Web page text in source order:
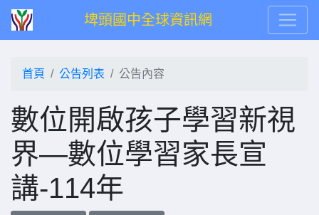
埤頭國中全球資訊網
首頁 公告列表 公告內容
數位開啟孩子學習新視
界—數位學習家長宣
講-114年